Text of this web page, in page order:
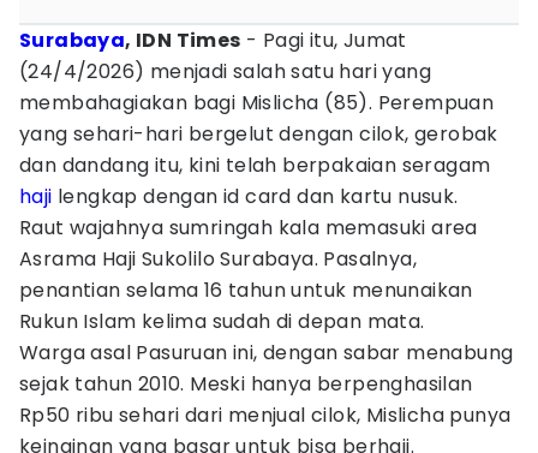
Surabaya, IDN Times - Pagi itu, Jumat
(24/4/2026) menjadi salah satu hari yang
membahagiakan bagi Mislicha (85). Perempuan
yang sehari-hari bergelut dengan cilok, gerobak
dan dandang itu, kini telah berpakaian seragam
haji lengkap dengan id card dan kartu nusuk.
Raut wajahnya sumringah kala memasuki area
Asrama Haji Sukolilo Surabaya. Pasalnya,
penantian selama 16 tahun untuk menunaikan
Rukun Islam kelima sudah di depan mata.
Warga asal Pasuruan ini, dengan sabar menabung
sejak tahun 2010. Meski hanya berpenghasilan
Rp50 ribu sehari dari menjual cilok, Mislicha punya
keinginan yang basar untuk bisa berhaji.